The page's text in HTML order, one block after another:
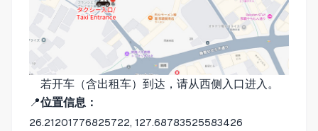
若开车（含出租车）到达，请从西侧入口进入。
📍位置信息：
26.21201776825722, 127.68783525583426